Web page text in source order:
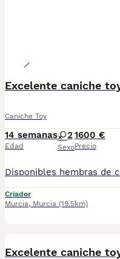
Excelente caniche
Caniche Toy
14 semanas
Edad
2
Sexo
1600 €
Precio
Criador
Murcia, Murcia (19.5km)
Excelente caniche